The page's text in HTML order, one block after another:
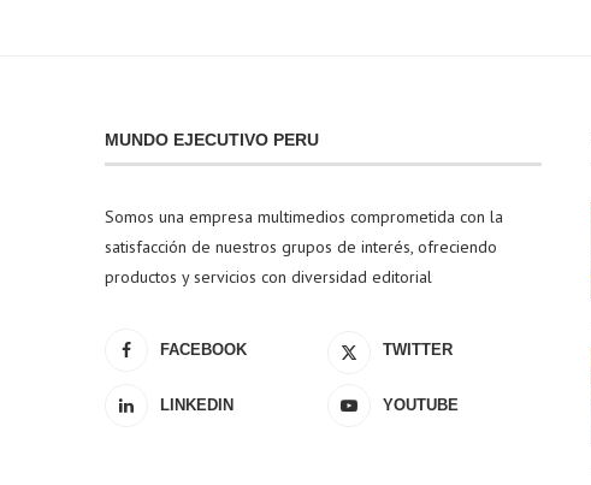
MUNDO EJECUTIVO PERU
Somos una empresa multimedios comprometida con la
satisfacción de nuestros grupos de interés, ofreciendo
productos y servicios con diversidad editorial
FACEBOOK TWITTER
LINKEDIN YOUTUBE